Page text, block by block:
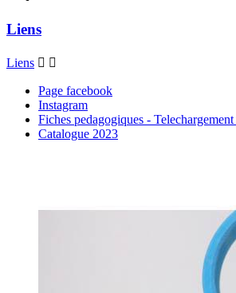
Liens
Liens  
Page facebook
Instagram
Fiches pedagogiques -
Catalogue 2023